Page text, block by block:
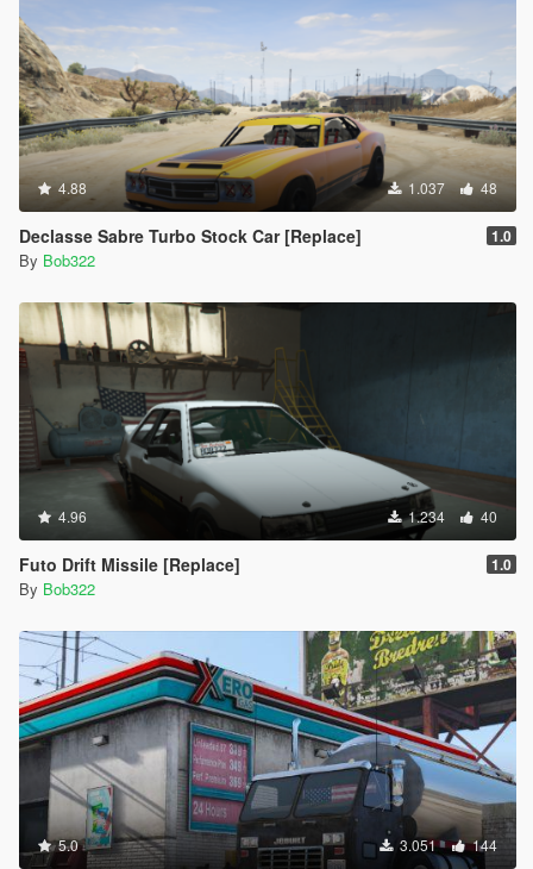
4.88 1.037 48
Declasse Sabre Turbo Stock Car [Replace] 1.0
By Bob322
4.96 1.234 40
Futo Drift Missile [Replace] 1.0
By Bob322
5.0 3.051 144